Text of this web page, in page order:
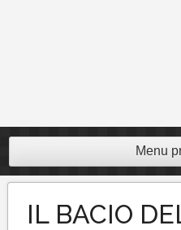
Menu
IL BACIO